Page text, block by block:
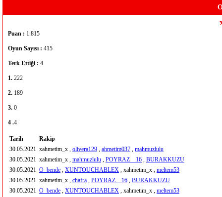
Puan : 1.815
Oyun Sayısı : 415
Terk Ettiği : 4
1. 222
2. 189
3. 0
4 .4
Tarih
Rakip
30.05.2021 xahmetim_x , olivera129 , ahmetim037 , mahmuzlulu
30.05.2021 xahmetim_x , mahmuzlulu , POYRAZ__16 , BURAKKUZU
30.05.2021 O_bende , XUNTOUCHABLEX , xahmetim_x , meltem53
30.05.2021 xahmetim_x , chafra , POYRAZ__16 , BURAKKUZU
30.05.2021 O_bende , XUNTOUCHABLEX , xahmetim_x , meltem53